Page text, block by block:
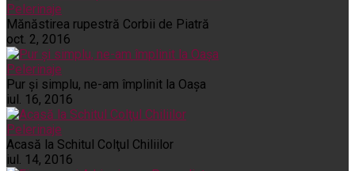
Pelerinaje
Mănăstirea rupestră Corbii de Piatră
oct. 2, 2016
Pelerinaje
Pur şi simplu, ne-am împlinit la Oaşa
iul. 16, 2016
Pelerinaje
Acasă la Schitul Colţul Chiliilor
iul. 14, 2016